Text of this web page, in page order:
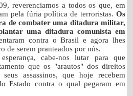
reverenciamos a todos os que, em
pela fúria política de terroristas. Os
de combater uma ditadura militar,
uma ditadura comunista em
contra o Brasil e agora lhes
de serem pranteados por nós.
cabe-nos lutar para que
que os "arautos" dos direitos
assassinos, que hoje recebem
Estado contra o qual pegaram em